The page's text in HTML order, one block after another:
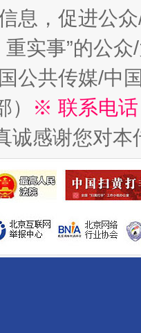
一
息，促进公
重实事”的公
公共传媒/中
※ 联系电
诚感谢您对